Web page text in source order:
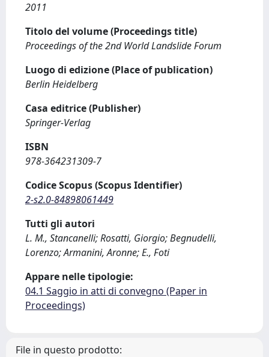
2011
Titolo del volume (Proceedings title)
Proceedings of the 2nd World Landslide Forum
Luogo di edizione (Place of publication)
Berlin Heidelberg
Casa editrice (Publisher)
Springer-Verlag
ISBN
978-364231309-7
Codice Scopus (Scopus Identifier)
2-s2.0-84898061449
Tutti gli autori
L. M., Stancanelli; Rosatti, Giorgio; Begnudelli,
Lorenzo; Armanini, Aronne; E., Foti
Appare nelle tipologie:
04.1 Saggio in atti di convegno (Paper in
Proceedings)
File in questo prodotto: